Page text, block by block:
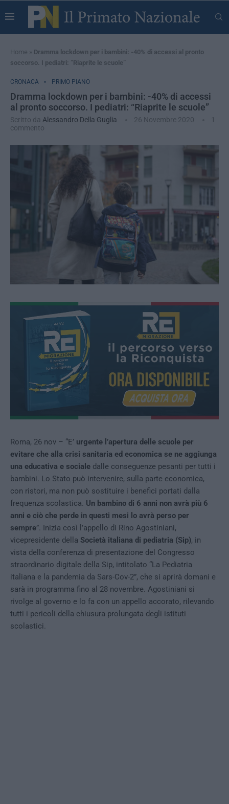
Home » Dramma lockdown per i bambini: -40% di accessi al pronto
soccorso. I pediatri: “Riaprite le scuole”
CRONACA PRIMO PIANO
Dramma lockdown per i bambini: -40% di accessi
al pronto soccorso. I pediatri: “Riaprite le scuole”
Scritto da Alessandro Della Guglia 26 Novembre 2020
1
commento
Roma, 26 nov – “E’ urgente l’apertura delle scuole per
evitare che alla crisi sanitaria ed economica se ne aggiunga
una educativa e sociale dalle conseguenze pesanti per tutti i
bambini. Lo Stato può intervenire, sulla parte economica,
con ristori, ma non può sostituire i benefici portati dalla
frequenza scolastica. Un bambino di 6 anni non avrà più 6
anni e ciò che perde in questi mesi lo avrà perso per
sempre”. Inizia così l’appello di Rino Agostiniani,
vicepresidente della Società italiana di pediatria (Sip), in
vista della conferenza di presentazione del Congresso
straordinario digitale della Sip, intitolato “La Pediatria
italiana e la pandemia da Sars-Cov-2”, che si aprirà domani e
sarà in programma fino al 28 novembre. Agostiniani si
rivolge al governo e lo fa con un appello accorato, rilevando
tutti i pericoli della chiusura prolungata degli istituti
scolastici.